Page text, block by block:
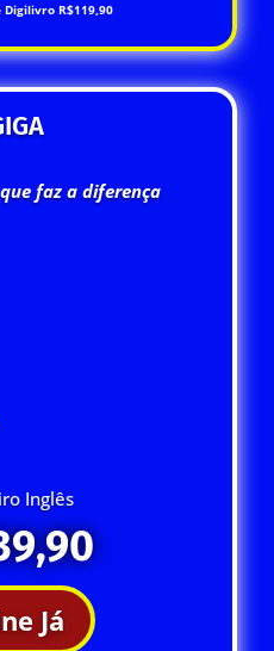
Digilivro R$119,90
faz a diferença
Inglês
Já